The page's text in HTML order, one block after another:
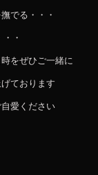
でる・・・
・
をぜひご一緒に
ております
愛ください